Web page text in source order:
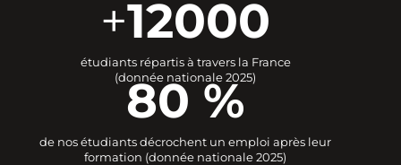
+12000
étudiants répartis à travers la France
(donnée nationale 2025)
80 %
de nos étudiants décrochent un emploi après leur
formation (donnée nationale 2025)